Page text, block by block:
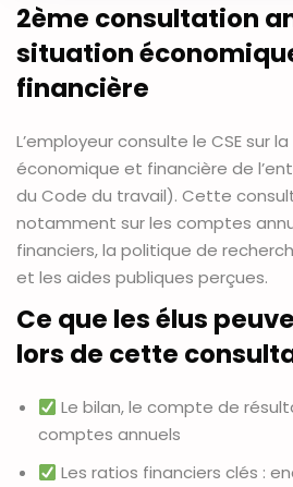
2ème consultation
situation
financière
L’employeur consulte le CSE sur
économique et financière de
du Code du travail). Cette
notamment sur les comptes
financiers, la politique de
et les aides publiques perçues.
Ce que les élus
lors de cette
Le bilan, le compte de
comptes annuels
Les ratios financiers clés :